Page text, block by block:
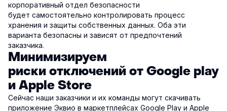
корпоративный отдел безопасности
будет самостоятельно контролировать процесс
хранения и защиты собственных данных. Оба эти
варианта безопасны и зависят от предпочтений
заказчика.
Минимизируем
риски отключений от Google play
и Apple Store
Сейчас наши заказчики и их команды могут скачивать
приложение Эквио в маркетплейсах Google Play и Apple